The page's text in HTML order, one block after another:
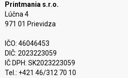
Printmania s.r.o.
Lúčna 4
971 01 Prievidza
IČO: 46046453
DIČ: 2023223059
IČ DPH: SK2023223059
Tel.: +421 46/312 70 10